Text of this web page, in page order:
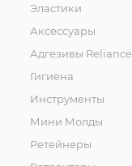
Эластики
Аксессуары
Адгезивы Reliance
Гигиена
Инструменты
Мини Молды
Ретейнеры